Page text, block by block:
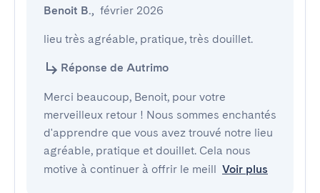
Benoit B., février 2026
lieu très agréable, pratique, très douillet.
Réponse de Autrimo
Merci beaucoup, Benoit, pour votre
merveilleux retour ! Nous sommes enchantés
d'apprendre que vous avez trouvé notre lieu
agréable, pratique et douillet. Cela nous
motive à continuer à offrir le meill Voir plus